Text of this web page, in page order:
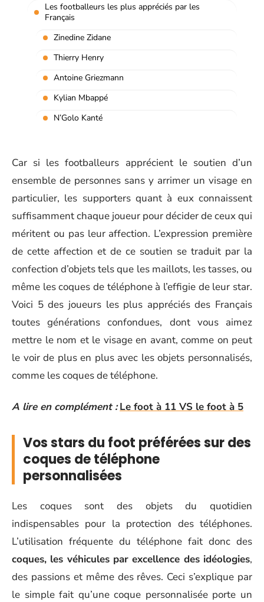
Les footballeurs les plus appréciés par les
Français
Zinedine Zidane
Thierry Henry
Antoine Griezmann
Kylian Mbappé
N’Golo Kanté
Car si les footballeurs apprécient le soutien d’un
ensemble de personnes sans y arrimer un visage en
particulier, les supporters quant à eux connaissent
suffisamment chaque joueur pour décider de ceux qui
méritent ou pas leur affection. L’expression première
de cette affection et de ce soutien se traduit par la
confection d’objets tels que les maillots, les tasses, ou
même les coques de téléphone à l’effigie de leur star.
Voici 5 des joueurs les plus appréciés des Français
toutes générations confondues, dont vous aimez
mettre le nom et le visage en avant, comme on peut
le voir de plus en plus avec les objets personnalisés,
comme les coques de téléphone.
A lire en complément : Le foot à 11 VS le foot à 5
Vos stars du foot préférées sur des
coques de téléphone
personnalisées
Les coques sont des objets du quotidien
indispensables pour la protection des téléphones.
L’utilisation fréquente du téléphone fait donc des
coques, les véhicules par excellence des idéologies,
des passions et même des rêves. Ceci s’explique par
le simple fait qu’une coque personnalisée porte un